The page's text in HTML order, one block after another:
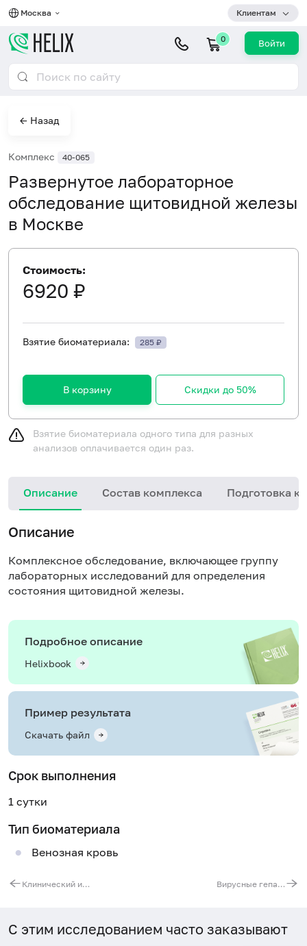
Москва Клиентам
0 Войти
← Назад
Комплекс 40-065
Развернутое лабораторное
обследование щитовидной железы
в Москве
Стоимость:
6920 ₽
Взятие биоматериала: 285 ₽
В корзину Скидки до 50%
Взятие биоматериала одного типа для разных
анализов оплачивается один раз.
Описание Состав комплекса Подготовка к
Описание
Комплексное обследование, включающее группу
лабораторных исследований для определения
состояния щитовидной железы.
Подробное описание
Helixbook
Пример результата
Скачать файл
Срок выполнения
1 сутки
Тип биоматериала
Венозная кровь
Клинический и биохимический анализы крови - основные показатели Вирусные гепатиты. Первичная диагностика
С этим исследованием часто заказывают